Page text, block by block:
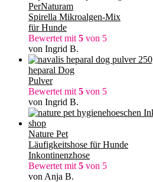
PerNaturam
Spirella Mikroalgen-Mix
für Hunde
Bewertet mit 5 von 5
von Ingrid B.
heparal Dog
Pulver
Bewertet mit 5 von 5
von Ingrid B.
Nature Pet
Läufigkeitshose für Hunde
Inkontinenzhose
Bewertet mit 5 von 5
von Anja B.